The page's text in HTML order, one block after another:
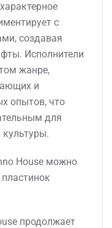
с
создавая
Исполнители
жанре,
и
опытов, что
для
House можно
продолжает